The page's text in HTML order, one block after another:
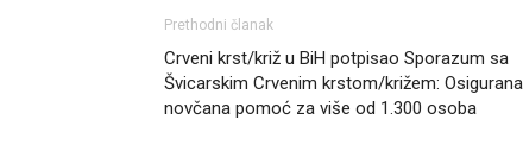
Prethodni članak
Crveni krst/križ u BiH potpisao Sporazum sa
Švicarskim Crvenim krstom/križem: Osigurana
novčana pomoć za više od 1.300 osoba